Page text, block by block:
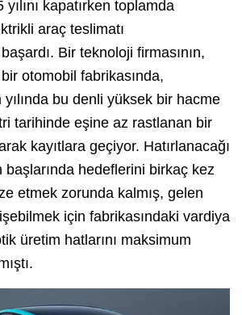
kapatırken toplamda
araç teslimatı
Bir teknoloji firmasının,
otomobil fabrikasında,
bu denli yüksek bir hacme
tarihinde eşine az rastlanan bir
kayıtlara geçiyor. Hatırlanacağı
başlarında hedeflerini birkaç kez
etmek zorunda kalmış, gelen
için fabrikasındaki vardiya
üretim hatlarını maksimum